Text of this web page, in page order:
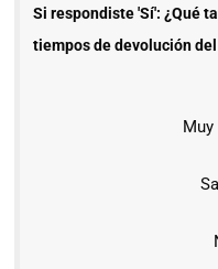
Si respondiste 'Sí': ¿Qué
tiempos de devolución